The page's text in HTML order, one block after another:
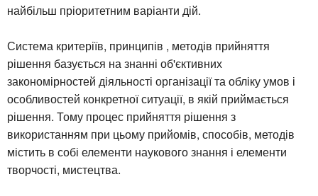
найбільш пріоритетним варіанти дій.
Система критеріїв, принципів , методів прийняття
рішення базується на знанні об'єктивних
закономірностей діяльності організації та обліку умов і
особливостей конкретної ситуації, в якій приймається
рішення. Тому процес прийняття рішення з
використанням при цьому прийомів, способів, методів
містить в собі елементи наукового знання і елементи
творчості, мистецтва.